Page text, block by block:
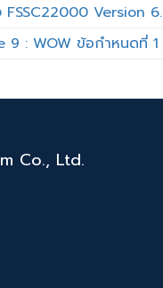
Version
9 : WOW ข้อกำหนดที่ 1
Co., Ltd.